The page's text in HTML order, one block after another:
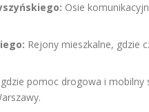
Osie
Rejony mieszkalne, gdzie
pomoc drogowa i mobilny